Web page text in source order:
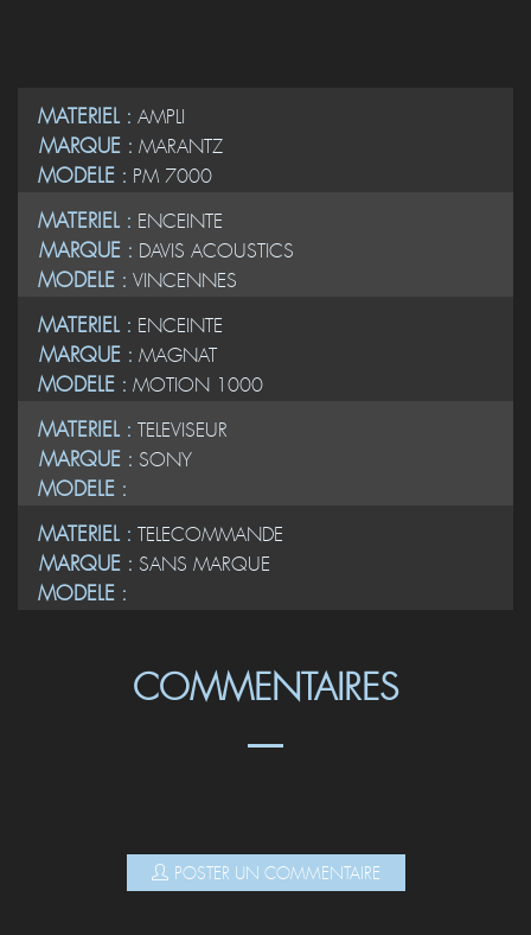
MATERIEL : AMPLI
MARQUE : MARANTZ
MODELE : PM 7000
MATERIEL : ENCEINTE
MARQUE : DAVIS ACOUSTICS
MODELE : VINCENNES
MATERIEL : ENCEINTE
MARQUE : MAGNAT
MODELE : MOTION 1000
MATERIEL : TELEVISEUR
MARQUE : SONY
MODELE :
MATERIEL : TELECOMMANDE
MARQUE : SANS MARQUE
MODELE :
COMMENTAIRES
POSTER UN COMMENTAIRE